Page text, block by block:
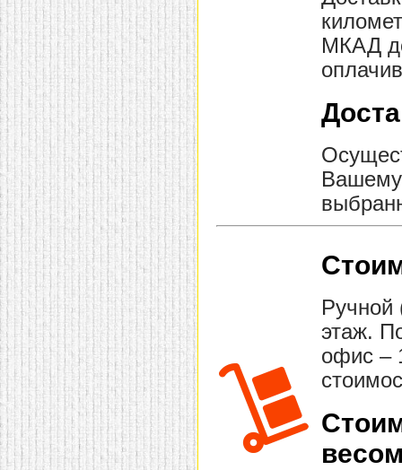
домашнем использовании.
Эта мебель имеет
некоторые преимущества
перед той же стенкой для
гостиной, к примеру,
поскольку она более
легкая и не загромождает
пространство. В спальне
этот предмет можно
поставить у изголовья
кровати, чтобы заполнить
пустующее там
место. Также стеллажи
очень часто используют в
качестве разграничителей
комнаты, например, на
рабочую зону и
пространство для отдыха.
Особенно это актуально
для однокомнатных
квартир.
МКАД
Вашему
Ручной
этаж.
офис –